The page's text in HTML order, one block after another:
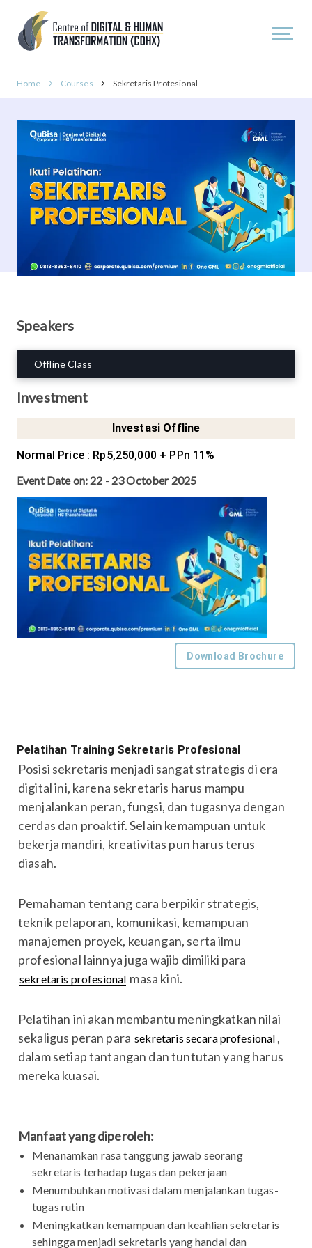
Home Courses Sekretaris Profesional
Speakers
Offline Class
Investment
Investasi Offline
Normal Price: Rp5,250,000 + PPn 11%
Event Date on: 22 - 23 October 2025
Download Brochure
Pelatihan Training Sekretaris Profesional
Posisi sekretaris menjadi sangat strategis di era
digital ini, karena sekretaris harus mampu
menjalankan peran, fungsi, dan tugasnya dengan
cerdas dan proaktif. Selain kemampuan untuk
bekerja mandiri, kreativitas pun harus terus
diasah.
Pemahaman tentang cara berpikir strategis,
teknik pelaporan, komunikasi, kemampuan
manajemen proyek, keuangan, serta ilmu
profesional lainnya juga wajib dimiliki para
sekretaris profesional masa kini.
Pelatihan ini akan membantu meningkatkan nilai
sekaligus peran para sekretaris secara profesional ,
dalam setiap tantangan dan tuntutan yang harus
mereka kuasai.
Manfaat yang diperoleh:
Menanamkan rasa tanggung jawab seorang
sekretaris terhadap tugas dan pekerjaan
Menumbuhkan motivasi dalam menjalankan tugas-
tugas rutin
Meningkatkan kemampuan dan keahlian sekretaris
sehingga menjadi sekretaris yang handal dan